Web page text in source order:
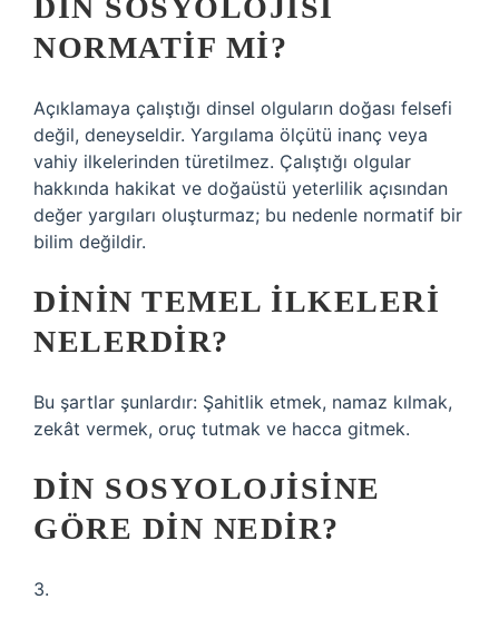
DIN SOSYOLOJISI
NORMATIF MI?
Açıklamaya çalıştığı dinsel olguların doğası felsefi
değil, deneyseldir. Yargılama ölçütü inanç veya
vahiy ilkelerinden türetilmez. Çalıştığı olgular
hakkında hakikat ve doğaüstü yeterlilik açısından
değer yargıları oluşturmaz; bu nedenle normatif bir
bilim değildir.
DININ TEMEL ILKELERI
NELERDIR?
Bu şartlar şunlardır: Şahitlik etmek, namaz kılmak,
zekât vermek, oruç tutmak ve hacca gitmek.
DIN SOSYOLOJISINE
GÖRE DIN NEDIR?
3.